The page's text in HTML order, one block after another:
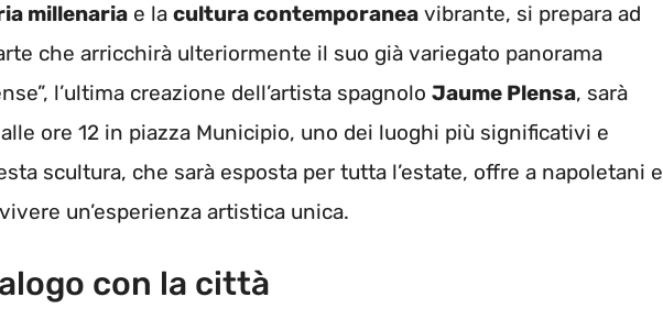
millenaria e la cultura contemporanea vibrante, si prepara ad
che arricchirà ulteriormente il suo già variegato panorama
l’ultima creazione dell’artista spagnolo Jaume Plensa, sarà
ore 12 in piazza Municipio, uno dei luoghi più significativi e
scultura, che sarà esposta per tutta l’estate, offre a napoletani e
un’esperienza artistica unica.
con la città